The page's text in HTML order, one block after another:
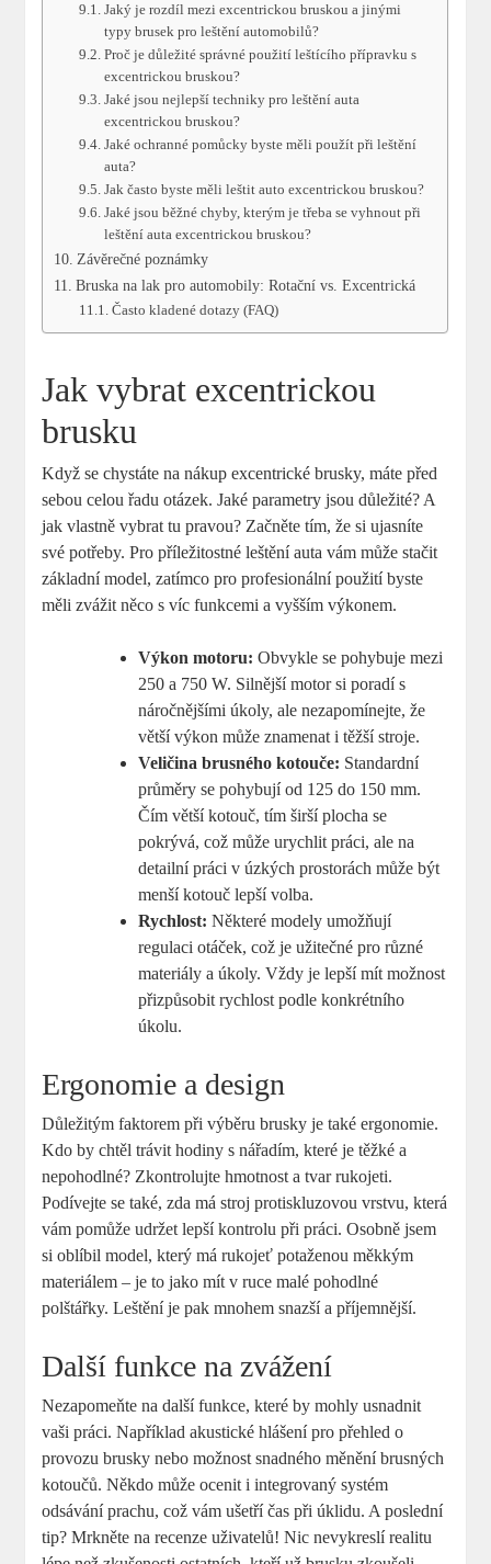
Jaký je rozdíl mezi excentrickou bruskou a jinými
typy brusek pro leštění automobilů?
Proč je důležité správné použití leštícího přípravku s
excentrickou bruskou?
Jaké jsou nejlepší techniky pro leštění auta
excentrickou bruskou?
Jaké ochranné pomůcky byste měli použít při leštění
auta?
Jak často byste měli leštit auto excentrickou bruskou?
Jaké jsou běžné chyby, kterým je třeba se vyhnout při
leštění auta excentrickou bruskou?
Závěrečné poznámky
Bruska na lak pro automobily: Rotační vs. Excentrická
Často kladené dotazy (FAQ)
Jak vybrat excentrickou
brusku
Když se chystáte na nákup excentrické brusky, máte před
sebou celou řadu otázek. Jaké parametry jsou důležité? A
jak vlastně vybrat tu pravou? Začněte tím, že si ujasníte
své potřeby. Pro příležitostné leštění auta vám může stačit
základní model, zatímco pro profesionální použití byste
měli zvážit něco s víc funkcemi a vyšším výkonem.
Výkon motoru: Obvykle se pohybuje mezi
250 a 750 W. Silnější motor si poradí s
náročnějšími úkoly, ale nezapomínejte, že
větší výkon může znamenat i těžší stroje.
Veličina brusného kotouče: Standardní
průměry se pohybují od 125 do 150 mm.
Čím větší kotouč, tím širší plocha se
pokrývá, což může urychlit práci, ale na
detailní práci v úzkých prostorách může být
menší kotouč lepší volba.
Rychlost: Některé modely umožňují
regulaci otáček, což je užitečné pro různé
materiály a úkoly. Vždy je lepší mít možnost
přizpůsobit rychlost podle konkrétního
úkolu.
Ergonomie a design
Důležitým faktorem při výběru brusky je také ergonomie.
Kdo by chtěl trávit hodiny s nářadím, které je těžké a
nepohodlné? Zkontrolujte hmotnost a tvar rukojeti.
Podívejte se také, zda má stroj protiskluzovou vrstvu, která
vám pomůže udržet lepší kontrolu při práci. Osobně jsem
si oblíbil model, který má rukojeť potaženou měkkým
materiálem – je to jako mít v ruce malé pohodlné
polštářky. Leštění je pak mnohem snazší a příjemnější.
Další funkce na zvážení
Nezapomeňte na další funkce, které by mohly usnadnit
vaši práci. Například akustické hlášení pro přehled o
provozu brusky nebo možnost snadného měnění brusných
kotoučů. Někdo může ocenit i integrovaný systém
odsávání prachu, což vám ušetří čas při úklidu. A poslední
tip? Mrkněte na recenze uživatelů! Nic nevykreslí realitu